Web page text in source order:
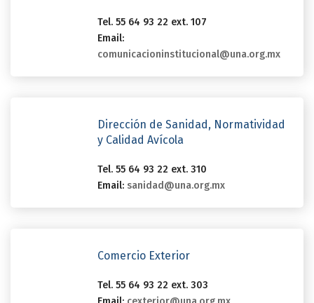
Tel. 55 64 93 22 ext. 107
Email:
comunicacioninstitucional@una.org.mx
Dirección de Sanidad, Normatividad
y Calidad Avícola
Tel. 55 64 93 22 ext. 310
Email: sanidad@una.org.mx
Comercio Exterior
Tel. 55 64 93 22 ext. 303